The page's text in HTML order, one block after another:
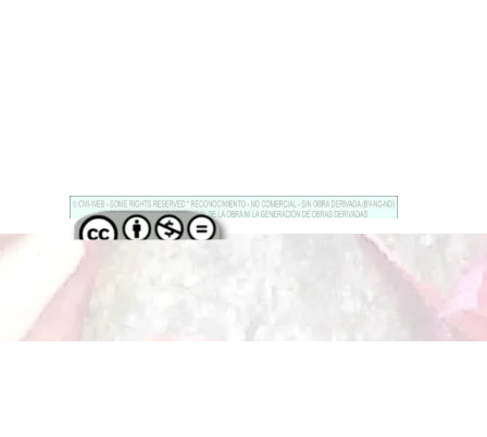
Regreso al contenido